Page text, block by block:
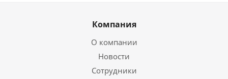
Компания
О компании
Новости
Сотрудники